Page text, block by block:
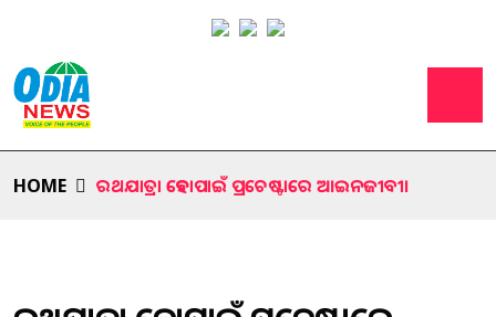
HOME ରଥଯାତ୍ରା ହେବାପାଇଁ ପ୍ରଚେଷ୍ଟାରେ ଆଇନଜୀବୀ।